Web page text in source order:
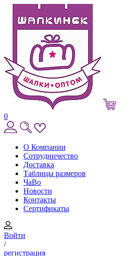
0
О Компании
Сотрудничество
Доставка
Таблицы размеров
ЧаВо
Новости
Контакты
Сертификаты
Войти
/
регистрация